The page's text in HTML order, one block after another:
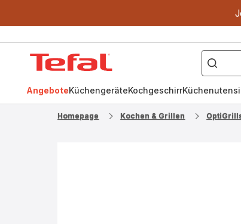
AngeboteKüchengeräteKochgeschirr
Homepage Kochen & Grillen